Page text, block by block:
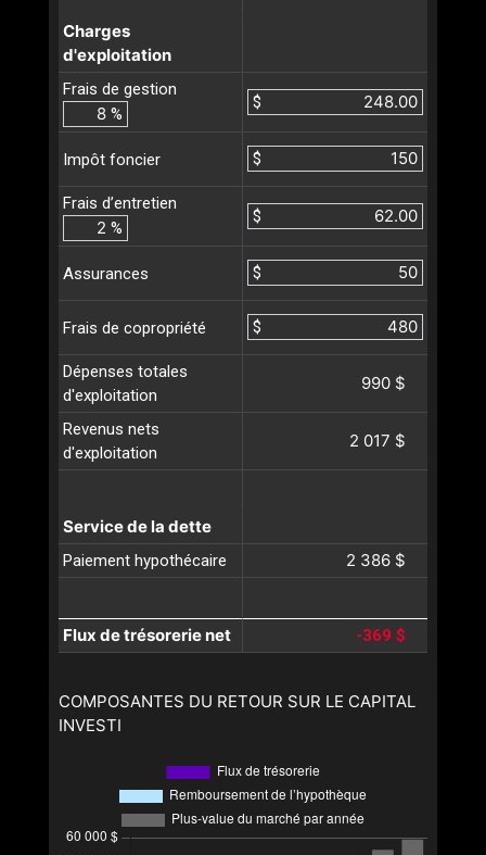
Charges
d'exploitation
Frais de gestion
%
$
Impôt foncier $
Frais d’entretien
%
$
Assurances $
Frais de copropriété $
Dépenses totales
d'exploitation
990 $
Revenus nets
d'exploitation
2 017 $
Service de la dette
Paiement hypothécaire 2 386 $
Flux de trésorerie net -369 $
COMPOSANTES DU RETOUR SUR LE CAPITAL
INVESTI